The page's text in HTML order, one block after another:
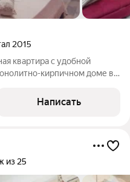
2015
квартира с удобной
кирпичном доме в
количество
Написать
из 25